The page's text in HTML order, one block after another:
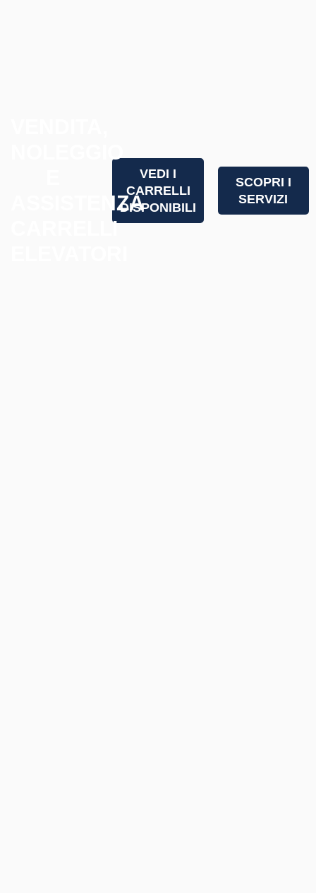
NOLEGGIO
ASSISTENZA
CARRELLI
VEDI I
CARRELLI
DISPONIBILI
SCOPRI I
SERVIZI